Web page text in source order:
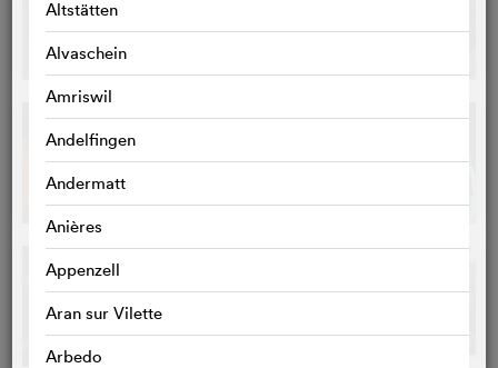
Altstätten
Alvaschein
Amriswil
Andelfingen
Andermatt
Anières
Appenzell
Aran sur Vilette
Arbedo